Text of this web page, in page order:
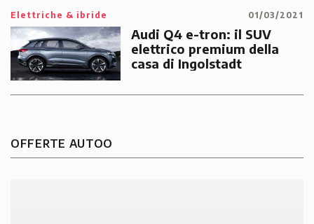
Elettriche & ibride 01/03/2021
Audi Q4 e-tron: il SUV
elettrico premium della
casa di Ingolstadt
OFFERTE AUTOO